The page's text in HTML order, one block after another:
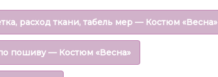
цен:
₽108.00
–
расход ткани, табель мер — Костюм «Весна»
пошиву — Костюм «Весна»